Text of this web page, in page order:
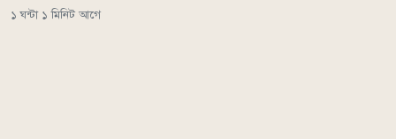
১ ঘন্টা ১ মিনিট আগে